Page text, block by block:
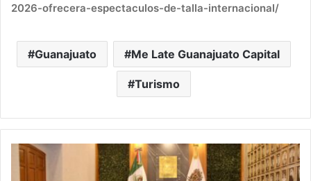
2026-ofrecera-espectaculos-de-talla-internacional/
Guanajuato Me Late Guanajuato Capital
Turismo
Silao
garantiza